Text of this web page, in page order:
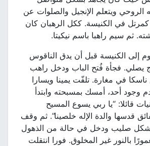
الروحي ويتعلم الإنجيل والصلوات عن
في الكنيسة. ككل الرهبان كان
ثم سيم راهبا باسم نيكيتا.
إلى الكنيسة قبل أن يدق الناقوس
فجأة فُتح الباب ودخل راهب
في مغارة. تلفّت يمينا ويسارا
وجود أحد، أمسك بمسبحته وابتدأ
قائلا: “يا ربي يسوع المسيح
قدسها والدة الإله خلصينا”. ثم وقف
صليب ودخل في حالة من الذهول
بالنور غير المخلوق. فورا انتقلت